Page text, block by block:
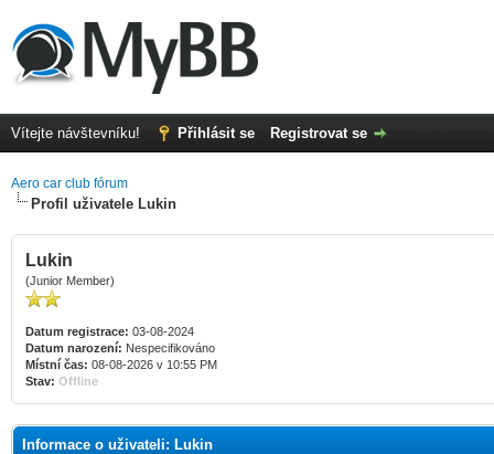
Vítejte návštevníku! Přihlásit se Registrovat se
Aero car club fórum
Profil uživatele Lukin
Lukin
(Junior Member)
Datum registrace: 03-08-2024
Datum narození: Nespecifikováno
Místní čas: 08-08-2026 v 10:55 PM
Stav: Offline
Informace o uživateli: Lukin